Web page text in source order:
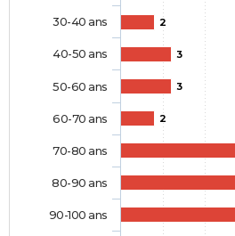
2
3
3
2
30-40 ans
40-50 ans
50-60 ans
60-70 ans
70-80 ans
80-90 ans
90-100 ans